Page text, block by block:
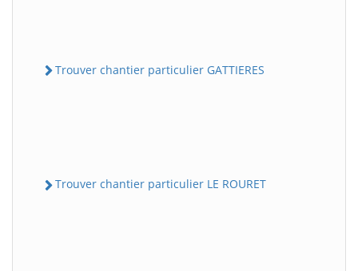
Trouver chantier particulier GATTIERES
Trouver chantier particulier LE ROURET